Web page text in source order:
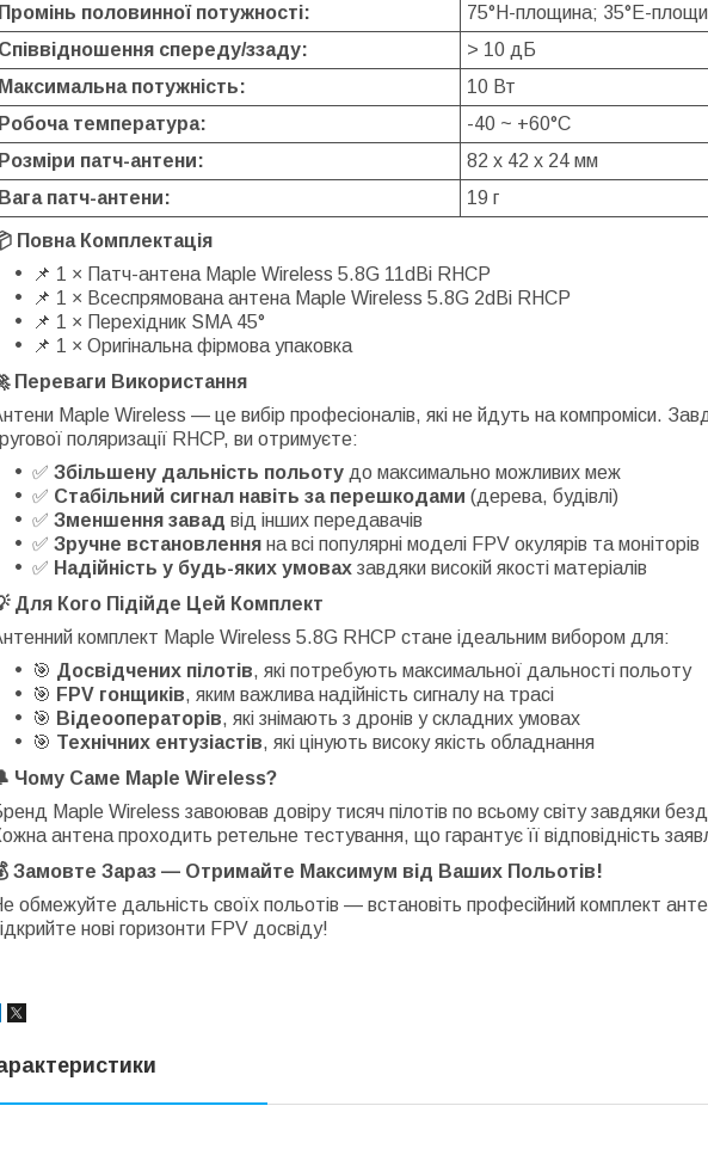
Промінь половинної потужності:
75°H-площина; 35°E-
Співвідношення спереду/ззаду:
> 10 дБ
Максимальна потужність:
10 Вт
Робоча температура:
-40 ~ +60°C
Розміри патч-антени:
82 x 42 x 24 мм
Вага патч-антени:
19 г
Повна Комплектація
📌 1 × Патч-антена Maple Wireless 5.8G 11dBi RHCP
📌 1 × Всеспрямована антена Maple Wireless 5.8G 2dBi RHCP
📌 1 × Перехідник SMA 45°
📌 1 × Оригінальна фірмова упаковка
Переваги Використання
Maple Wireless — це вибір професіоналів, які не йдуть на компроміси.
поляризації RHCP, ви отримуєте:
✅ Збільшену дальність польоту до максимально можливих меж
✅ Стабільний сигнал навіть за перешкодами (дерева, будівлі)
✅ Зменшення завад від інших передавачів
✅ Зручне встановлення на всі популярні моделі FPV окулярів та моніторів
✅ Надійність у будь-яких умовах завдяки високій якості матеріалів
Для Кого Підійде Цей Комплект
комплект Maple Wireless 5.8G RHCP стане ідеальним вибором для:
🎯 Досвідчених пілотів, які потребують максимальної дальності польоту
🎯 FPV гонщиків, яким важлива надійність сигналу на трасі
🎯 Відеооператорів, які знімають з дронів у складних умовах
🎯 Технічних ентузіастів, які цінують високу якість обладнання
Чому Саме Maple Wireless?
Maple Wireless завоював довіру тисяч пілотів по всьому світу завдяки
антена проходить ретельне тестування, що гарантує її відповідність
Замовте Зараз — Отримайте Максимум від Ваших Польотів!
обмежуйте дальність своїх польотів — встановіть професійний комплект
нові горизонти FPV досвіду!